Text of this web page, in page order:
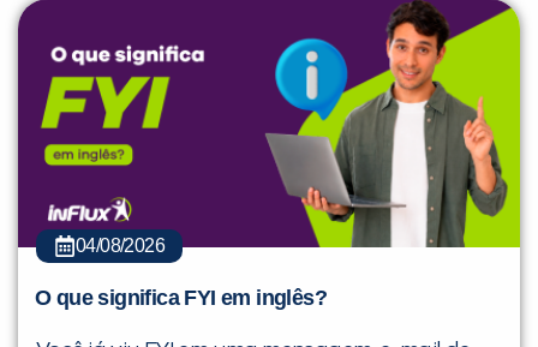
04/08/2026
O que significa FYI em inglês?